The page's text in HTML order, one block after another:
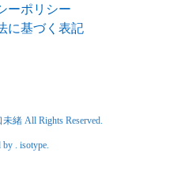
ーポリシー
に基づく表記
緒 All Rights Reserved.
by . isotype.